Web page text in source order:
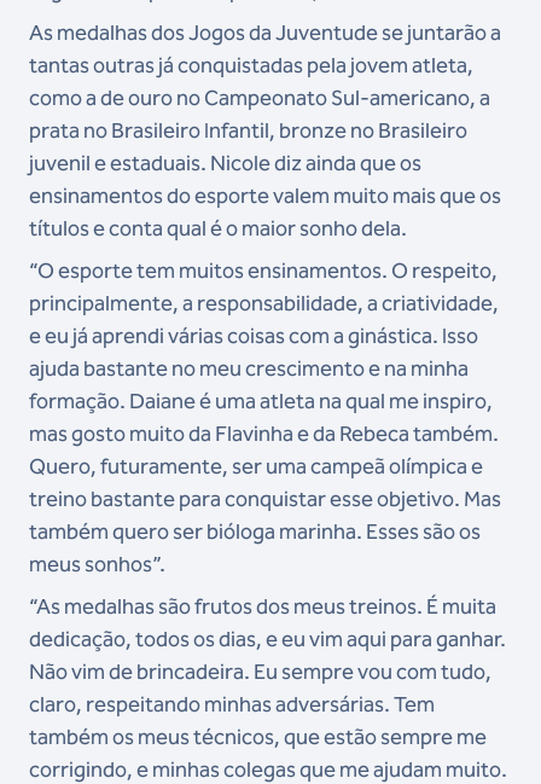
As medalhas dos Jogos da Juventude se juntarão a
tantas outras já conquistadas pela jovem atleta,
como a de ouro no Campeonato Sul-americano, a
prata no Brasileiro Infantil, bronze no Brasileiro
juvenil e estaduais. Nicole diz ainda que os
ensinamentos do esporte valem muito mais que os
títulos e conta qual é o maior sonho dela.
“O esporte tem muitos ensinamentos. O respeito,
principalmente, a responsabilidade, a criatividade,
e eu já aprendi várias coisas com a ginástica. Isso
ajuda bastante no meu crescimento e na minha
formação. Daiane é uma atleta na qual me inspiro,
mas gosto muito da Flavinha e da Rebeca também.
Quero, futuramente, ser uma campeã olímpica e
treino bastante para conquistar esse objetivo. Mas
também quero ser bióloga marinha. Esses são os
meus sonhos”.
“As medalhas são frutos dos meus treinos. É muita
dedicação, todos os dias, e eu vim aqui para ganhar.
Não vim de brincadeira. Eu sempre vou com tudo,
claro, respeitando minhas adversárias. Tem
também os meus técnicos, que estão sempre me
corrigindo, e minhas colegas que me ajudam muito.